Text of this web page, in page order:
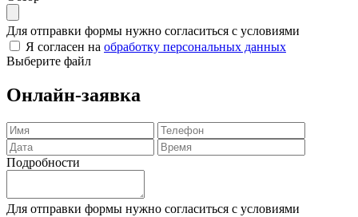
Для отправки формы нужно согласиться с условиями
Я согласен на обработку персональных данных
Выберите файл
Онлайн-заявка
Подробности
Для отправки формы нужно согласиться с условиями